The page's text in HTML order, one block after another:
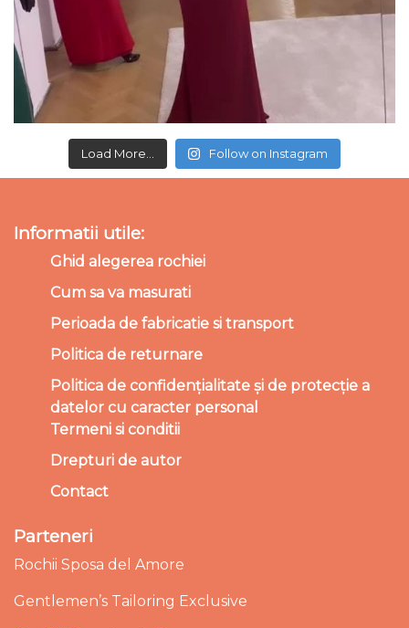
Load More... Follow on Instagram
Informatii utile:
Ghid alegerea rochiei
Cum sa va masurati
Perioada de fabricatie si transport
Politica de returnare
Politica de confidențialitate și de protecție a
datelor cu caracter personal
Termeni si conditii
Drepturi de autor
Contact
Parteneri
Rochii Sposa del Amore
Gentlemen’s Tailoring Exclusive